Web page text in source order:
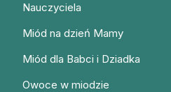
Nauczyciela
Miód na dzień Mamy
Miód dla Babci i Dziadka
Owoce w miodzie